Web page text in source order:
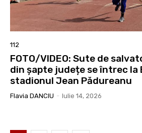
112
FOTO/VIDEO: Sute de
din șapte județe se întrec la
stadionul Jean Pădureanu
Flavia DANCIU - Iulie 14, 2026